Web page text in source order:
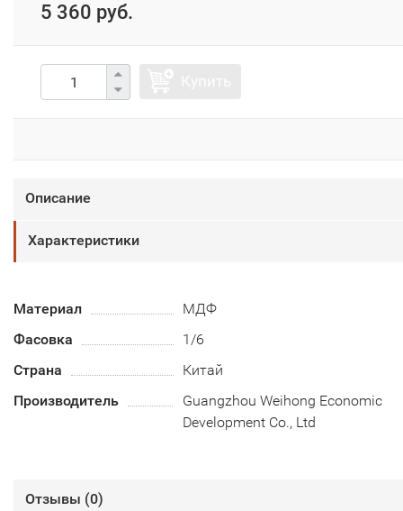
5 360 руб.
Описание
Характеристики
Материал
МДФ
Фасовка
1/6
Страна
Китай
Производитель
Guangzhou Weihong Economic
Development Co., Ltd
Отзывы (0)